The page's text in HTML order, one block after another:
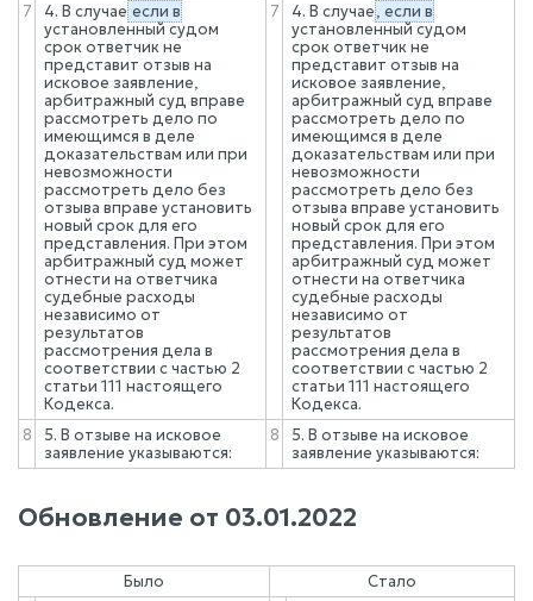
7
4. В случае если в
установленный судом
срок ответчик не
представит отзыв на
исковое заявление,
арбитражный суд вправе
рассмотреть дело по
имеющимся в деле
доказательствам или при
невозможности
рассмотреть дело без
отзыва вправе установить
новый срок для его
представления. При этом
арбитражный суд может
отнести на ответчика
судебные расходы
независимо от
результатов
рассмотрения дела в
соответствии с частью 2
статьи 111 настоящего
Кодекса.
7 4. В случае, если в
установленный судом
срок ответчик не
представит отзыв на
исковое заявление,
арбитражный суд вправе
рассмотреть дело по
имеющимся в деле
доказательствам или при
невозможности
рассмотреть дело без
отзыва вправе установить
новый срок для его
представления. При этом
арбитражный суд может
отнести на ответчика
судебные расходы
независимо от
результатов
рассмотрения дела в
соответствии с частью 2
статьи 111 настоящего
Кодекса.
8
5. В отзыве на исковое
заявление указываются:
8
5. В отзыве на исковое
заявление указываются:
Обновление от 03.01.2022
Было
Стало